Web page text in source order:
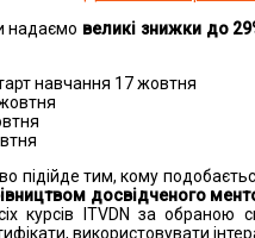
надаємо великі знижки до
навчання 17 жовтня
підійде тим, кому
досвідченого
курсів ITVDN за обраною
використовувати